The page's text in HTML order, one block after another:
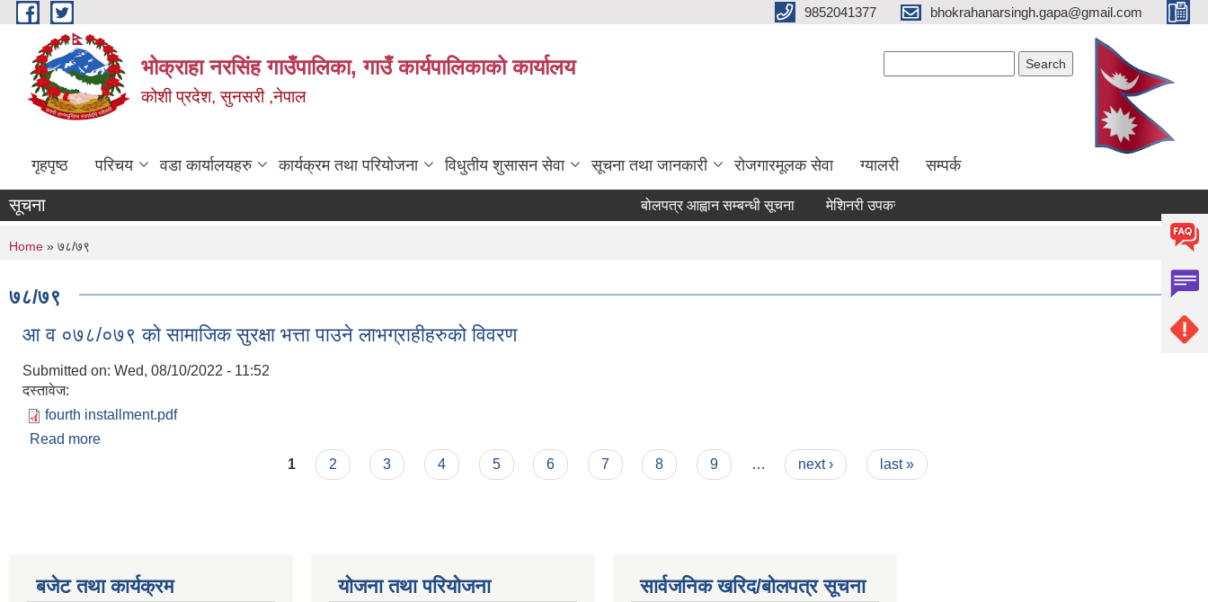
Skip to main content 9852041377 bhokrahanarsingh.gapa@gmail.com
भोक्राहा नरसिंह गाउँपालिका, गाउँ कार्यपालिकाको कार्यालय
कोशी प्रदेश, सुनसरी ,नेपाल
गृहपृष्ठ परिचय वडा कार्यालयहरु कार्यक्रम तथा परियोजना विधुतीय शुसासन सेवा सूचना तथा जानकारी रोजगारमूलक सेवा ग्यालरी सम्पर्क
सूचना बोलपत्र आह्वान सम्बन्धी सूचना मेशिनरी उपकरण भाडामा लिने कार्य सम्बन्धी सूचना
You are here
Home » ७८/७९
७८/७९
आ‍ व ०७८/०७९ को सामाजिक सुरक्षा भत्ता पाउने लाभग्राहीहरुको विवरण
Submitted on: Wed, 08/10/2022 - 11:52
दस्तावेज:
fourth installment.pdf
Read more
1 2 3 4 5 6 7 8 9 … next › last »
बजेट तथा कार्यक्रम योजना तथा परियोजना सार्वजनिक खरिद/बोलपत्र सूचना